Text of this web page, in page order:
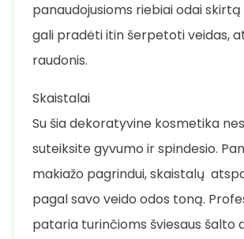
panaudojusioms riebiai odai
gali pradėti itin šerpetoti veidas,
raudonis.
Skaistalai
Su šia dekoratyvine kosmetika
suteiksite gyvumo ir spindesio.
makiažo pagrindui, skaistalų
pagal savo veido odos toną.
pataria turinčioms šviesaus šalto